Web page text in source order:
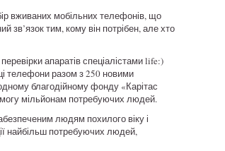
вживаних мобільних телефонів, що
зв’язок тим, кому він потрібен, але хто
апаратів спеціалістами life:)
телефони разом з 250 новими
благодійному фонду «Карітас
мільйонам потребуючих людей.
людям похилого віку і
найбільш потребуючих людей,